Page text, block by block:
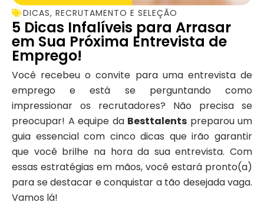
DICAS, RECRUTAMENTO E SELEÇÃO
5 Dicas Infalíveis para Arrasar
em Sua Próxima Entrevista de
Emprego!
Você recebeu o convite para uma entrevista de
emprego e está se perguntando como
impressionar os recrutadores? Não precisa se
preocupar! A equipe da Besttalents preparou um
guia essencial com cinco dicas que irão garantir
que você brilhe na hora da sua entrevista. Com
essas estratégias em mãos, você estará pronto(a)
para se destacar e conquistar a tão desejada vaga.
Vamos lá!